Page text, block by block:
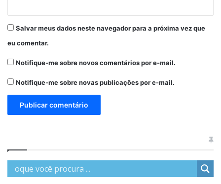
Salvar meus dados neste navegador para a próxima vez que
eu comentar.
Notifique-me sobre novos comentários por e-mail.
Notifique-me sobre novas publicações por e-mail.